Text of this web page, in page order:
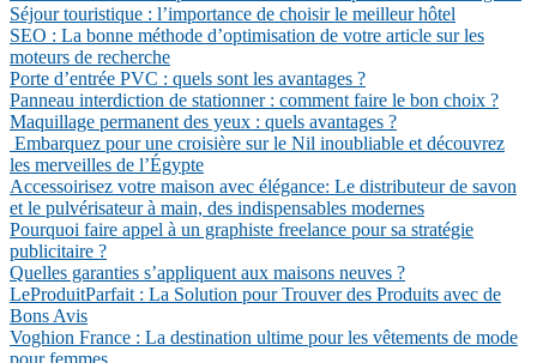
Séjour touristique : l’importance de choisir le meilleur hôtel
SEO : La bonne méthode d’optimisation de votre article sur les
moteurs de recherche
Porte d’entrée PVC : quels sont les avantages ?
Panneau interdiction de stationner : comment faire le bon choix ?
Maquillage permanent des yeux : quels avantages ?
Embarquez pour une croisière sur le Nil inoubliable et découvrez
les merveilles de l’Égypte
Accessoirisez votre maison avec élégance: Le distributeur de savon
et le pulvérisateur à main, des indispensables modernes
Pourquoi faire appel à un graphiste freelance pour sa stratégie
publicitaire ?
Quelles garanties s’appliquent aux maisons neuves ?
LeProduitParfait : La Solution pour Trouver des Produits avec de
Bons Avis
Voghion France : La destination ultime pour les vêtements de mode
pour femmes